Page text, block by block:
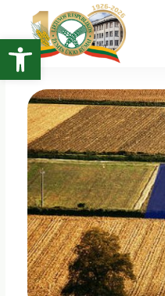
Open toolbar
turinio